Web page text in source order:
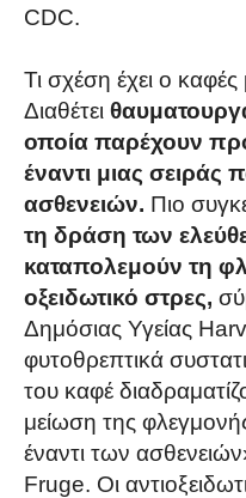
CDC.
Τι σχέση έχει ο
Διαθέτει
οποία παρέχουν
έναντι μιας σειράς
ασθενειών. Πιο
τη δράση των
καταπολεμούν τη
οξειδωτικό στρες,
Δημόσιας Υγείας
φυτοθρεπτικά
του καφέ
μείωση της
έναντι των
Fruge. Οι